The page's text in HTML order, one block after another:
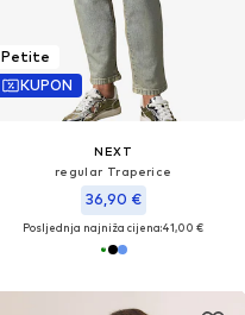
Petite
KUPON
NEXT
regular Traperice
36,90 €
Posljednja najniža cijena:41,00 €